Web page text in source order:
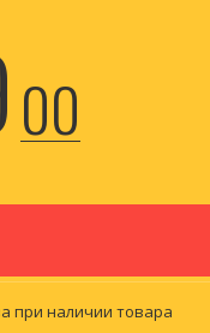
00
при наличии товара